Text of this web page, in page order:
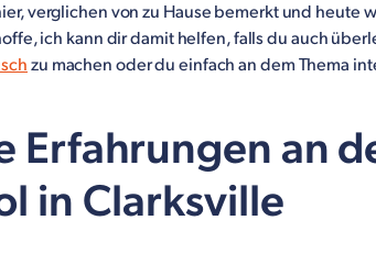
verglichen von zu Hause bemerkt und heute
ich kann dir damit helfen, falls du auch
zu machen oder du einfach an dem Thema
Erfahrungen an
in Clarksville